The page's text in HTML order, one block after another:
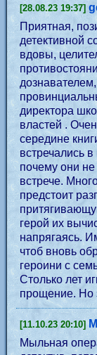
[28.08.23 19:37]
Приятная,
детективной
вдовы,
директора
властей .
середине
встречались
почему они не
встрече. Много приключений, много тайн, которых
предстоит
притягивающую
герой их
напрягаясь.
чтоб вновь обрести
героини с
Столько лет
прощение. Но
[11.10.23 20:10]
Мыльная